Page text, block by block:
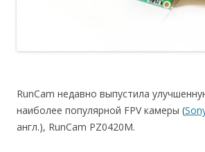
RunCam недавно выпустила
наиболее популярной FPV камеры (
англ.), RunCam PZ0420M.